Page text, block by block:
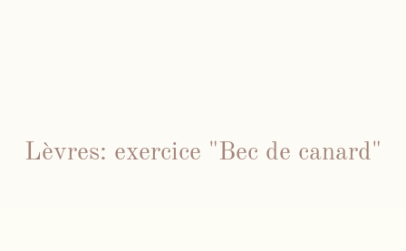
Lèvres: exercice "Bec de canard"